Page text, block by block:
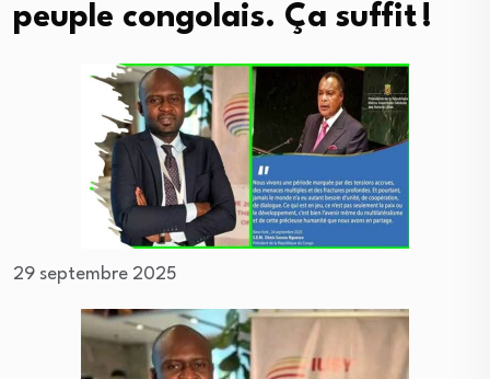
peuple congolais. Ça suffit !
29 septembre 2025